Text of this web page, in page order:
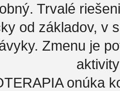
Trvalé
od základov, v
Zmenu je
onúka